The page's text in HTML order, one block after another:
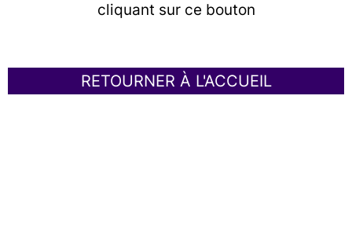
cliquant sur ce bouton
RETOURNER À L'ACCUEIL